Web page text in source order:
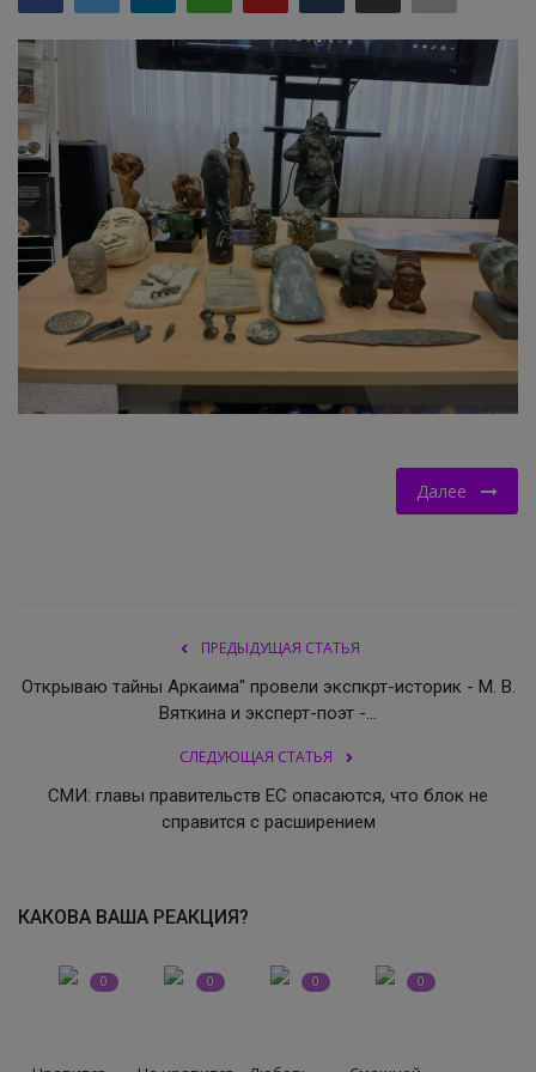
НОВОСТИ КОЛЛЕДЖ TV
КОЛЛЕДЖ ДЕНЬ ЗА ДНЕМ
ГОСТЬ В СТУДИИ
Фотогалерея
ГОРОДСКИЕ НОВОСТИ
РОССИЙСКИЕ КАНАЛЫ
ПРОФЕССИОНАЛИТЕТ
Далее
ПРЕДЫДУЩАЯ СТАТЬЯ
Открываю тайны Аркаима" провели экспкрт-историк - М. В.
Вяткина и эксперт-поэт -...
СЛЕДУЮЩАЯ СТАТЬЯ
СМИ: главы правительств ЕС опасаются, что блок не
справится с расширением
КАКОВА ВАША РЕАКЦИЯ?
0 0 0 0